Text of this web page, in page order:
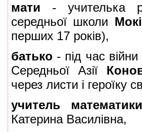
мати - учителька
середньої школи
перших 17 років),
батько - під час
Середньої Азії
через листи і героїку
учитель математики
Катерина Василівна,